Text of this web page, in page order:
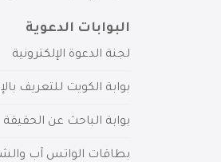
البوابات الدعوية
لجنة الدعوة الإلكترونية
بوابة الكويت للتعريف
بوابة الباحث عن الحقيقة
بطاقات الواتس آب